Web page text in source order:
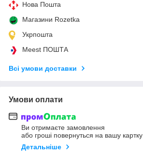
Нова Пошта
Магазини Rozetka
Укрпошта
Meest ПОШТА
Всі умови доставки
Умови оплати
Ви отримаєте замовлення
або гроші повернуться на вашу картку
Детальніше